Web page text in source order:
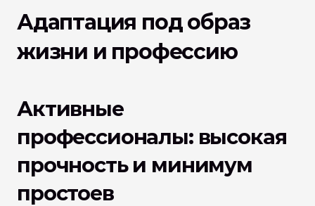
Адаптация под образ
жизни и профессию
Активные
профессионалы: высокая
прочность и минимум
простоев